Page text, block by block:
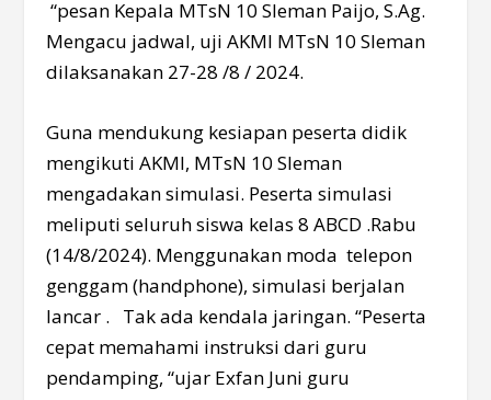
“pesan Kepala MTsN 10 Sleman Paijo, S.Ag.
Mengacu jadwal, uji AKMI MTsN 10 Sleman
dilaksanakan 27-28 /8 / 2024.
Guna mendukung kesiapan peserta didik
mengikuti AKMI, MTsN 10 Sleman
mengadakan simulasi. Peserta simulasi
meliputi seluruh siswa kelas 8 ABCD .Rabu
(14/8/2024). Menggunakan moda telepon
genggam (handphone), simulasi berjalan
lancar . Tak ada kendala jaringan. “Peserta
cepat memahami instruksi dari guru
pendamping, “ujar Exfan Juni guru